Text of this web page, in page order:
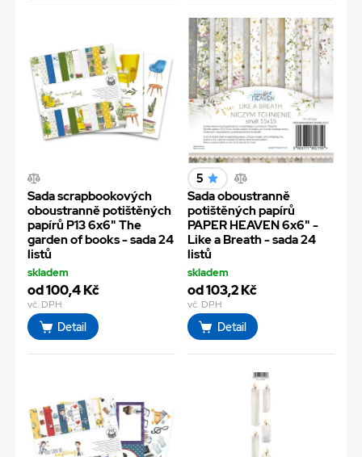
Sada scrapbookových
oboustranně potištěných
papírů P13 6x6" The
garden of books - sada 24
listů
skladem
od 100,4 Kč
vč. DPH
Detail
5
Sada oboustranně
potištěných papírů
PAPER HEAVEN 6x6" -
Like a Breath - sada 24
listů
skladem
od 103,2 Kč
vč. DPH
Detail